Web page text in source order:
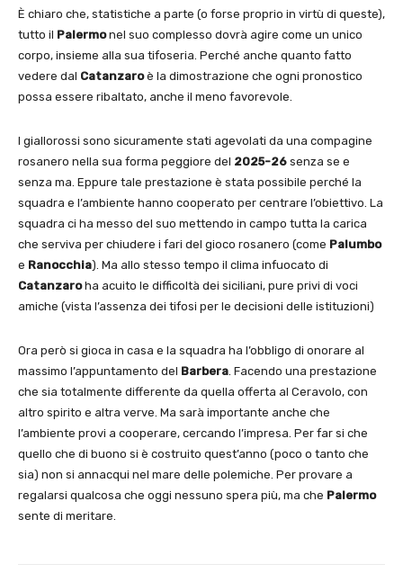
È chiaro che, statistiche a parte (o forse proprio in virtù di queste),
tutto il Palermonel suo complesso dovrà agire come un unico
corpo, insieme alla sua tifoseria. Perché anche quanto fatto
vedere dal Catanzaroè la dimostrazione che ogni pronostico
possa essere ribaltato, anche il meno favorevole.
I giallorossi sono sicuramente stati agevolati da una compagine
rosanero nella sua forma peggiore del 2025-26 senza se e
senza ma. Eppure tale prestazione è stata possibile perché la
squadra e l’ambiente hanno cooperato per centrare l’obiettivo. La
squadra ci ha messo del suo mettendo in campo tutta la carica
che serviva per chiudere i fari del gioco rosanero (come Palumbo
e Ranocchia). Ma allo stesso tempo il clima infuocato di
Catanzaroha acuito le difficoltà dei siciliani, pure privi di voci
amiche (vista l’assenza dei tifosi per le decisioni delle istituzioni)
Ora però si gioca in casa e la squadra ha l’obbligo di onorare al
massimo l’appuntamento del Barbera. Facendo una prestazione
che sia totalmente differente da quella offerta al Ceravolo, con
altro spirito e altra verve. Ma sarà importante anche che
l’ambiente provi a cooperare, cercando l’impresa. Per far si che
quello che di buono si è costruito quest’anno (poco o tanto che
sia) non si annacqui nel mare delle polemiche. Per provare a
regalarsi qualcosa che oggi nessuno spera più, ma che Palermo
sente di meritare.